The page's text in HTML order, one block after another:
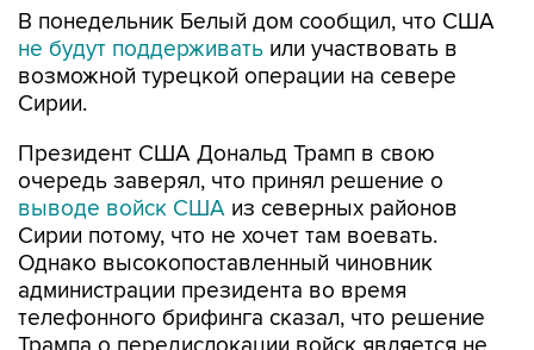
В понедельник Белый дом сообщил, что США
не будут поддерживать или участвовать в
возможной турецкой операции на севере
Сирии.
Президент США Дональд Трамп в свою
очередь заверял, что принял решение о
выводе войск США из северных районов
Сирии потому, что не хочет там воевать.
Однако высокопоставленный чиновник
администрации президента во время
телефонного брифинга сказал, что решение